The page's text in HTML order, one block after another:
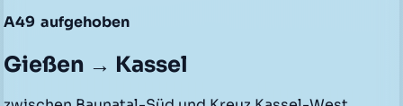
A49 aufgehoben
Gießen → Kassel